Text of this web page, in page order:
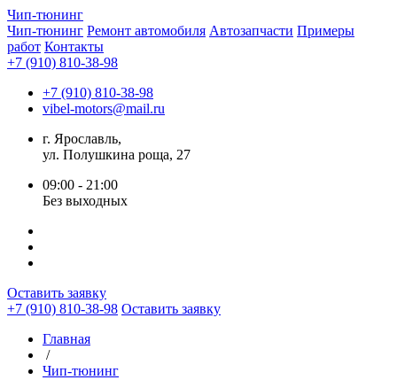
Чип-тюнинг
Чип-тюнинг Ремонт автомобиля Автозапчасти Примеры
работ Контакты
+7 (910) 810-38-98
+7 (910) 810-38-98
vibel-motors@mail.ru
г. Ярославль,
ул. Полушкина роща, 27
09:00 - 21:00
Без выходных
Оставить заявку
+7 (910) 810-38-98 Оставить заявку
Главная
/
Чип-тюнинг